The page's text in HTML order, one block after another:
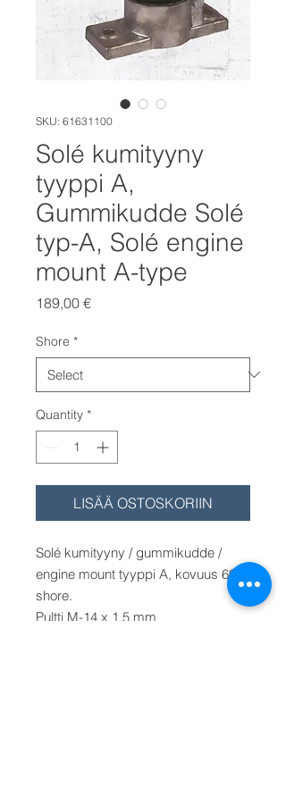
SKU: 61631100
Solé kumityyny
tyyppi A,
Gummikudde Solé
typ-A, Solé engine
mount A-type
189,00 €Price
Shore *
Quantity *
LISÄÄ OSTOSKORIIN
Solé kumityyny / gummikudde /
engine mount tyyppi A, kovuus 60
shore.
Pultti M-14 x 1,5 mm